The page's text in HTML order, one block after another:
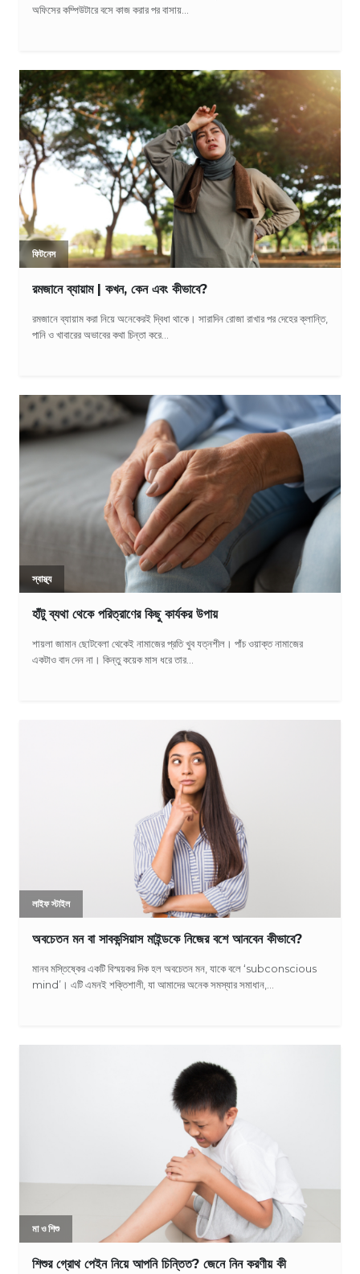
অফিসের কম্পিউটারে বসে কাজ করার পর বাসায়...
ফিটনেস
রমজানে ব্যায়াম | কখন, কেন এবং কীভাবে?
রমজানে ব্যায়াম করা নিয়ে অনেকেরই দ্বিধা থাকে। সারাদিন রোজা রাখার পর দেহের ক্লান্তি,
পানি ও খাবারের অভাবের কথা চিন্তা করে...
স্বাস্থ্য
হাঁটু ব্যথা থেকে পরিত্রাণের কিছু কার্যকর উপায়
শায়লা জামান ছোটবেলা থেকেই নামাজের প্রতি খুব যত্নশীল। পাঁচ ওয়াক্ত নামাজের
একটাও বাদ দেন না। কিন্তু কয়েক মাস ধরে তার...
লাইফ স্টাইল
অবচেতন মন বা সাবকন্সিয়াস মাইন্ডকে নিজের বশে আনবেন কীভাবে?
মানব মস্তিষ্কের একটি বিস্ময়কর দিক হল অবচেতন মন, যাকে বলে ‘subconscious
mind’। এটি এমনই শক্তিশালী, যা আমাদের অনেক সমস্যার সমাধান,...
মা ও শিশু
শিশুর গ্রোথ পেইন নিয়ে আপনি চিন্তিত? জেনে নিন করণীয় কী